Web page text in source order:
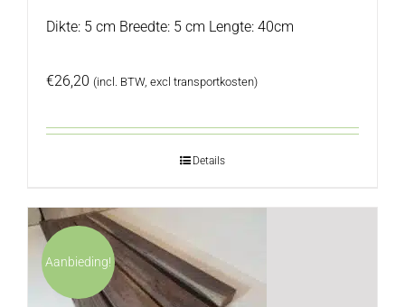
Dikte: 5 cm Breedte: 5 cm Lengte: 40cm
€26,20 (incl. BTW, excl transportkosten)
Details
Aanbieding!